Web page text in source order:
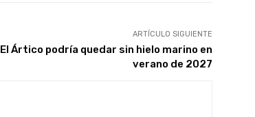
ARTÍCULO SIGUIENTE
El Ártico podría quedar sin hielo marino en
verano de 2027